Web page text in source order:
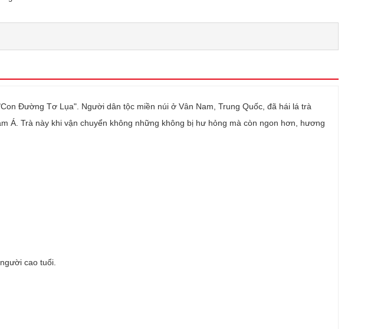
Đường Tơ Lụa". Người dân tộc miền núi ở Vân Nam, Trung Quốc, đã hái lá trà
Á. Trà này khi vận chuyển không những không bị hư hỏng mà còn ngon hơn, hương
cao tuổi.